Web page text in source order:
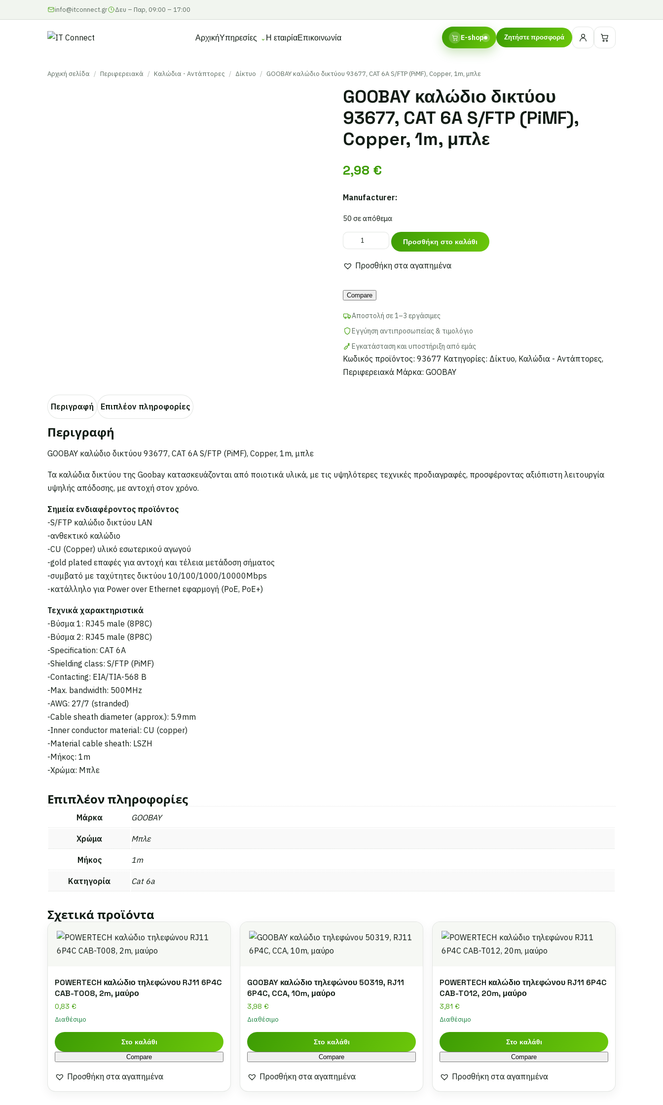
info@itconnect.gr Δευ – Παρ, 09:00 – 17:00
ΑρχικήΥπηρεσίες Η εταιρίαΕπικοινωνία E-shop Ζητήστε προσφορά
Αρχική σελίδα / Περιφερειακά / Καλώδια - Αντάπτορες / Δίκτυο / GOOBAY καλώδιο δικτύου 93677, CAT 6A S/FTP (PiMF), Copper, 1m, μπλε
GOOBAY καλώδιο δικτύου
93677, CAT 6A S/FTP (PiMF),
Copper, 1m, μπλε
2,98 €
Manufacturer:
50 σε απόθεμα
GOOBAY
καλώδιο
δικτύου
CAT
S/FTP
(PiMF),
Copper,
1m,
μπλε
Προσθήκη στο καλάθι
Προσθήκη στα αγαπημένα
Compare
Αποστολή σε 1–3 εργάσιμες
Εγγύηση αντιπροσωπείας & τιμολόγιο
Εγκατάσταση και υποστήριξη από εμάς
Κωδικός προϊόντος:93677 Κατηγορίες: Δίκτυο, Καλώδια - Αντάπτορες,
Περιφερειακά Μάρκα:GOOBAY
Περιγραφή Επιπλέον πληροφορίες
Περιγραφή
GOOBAY καλώδιο δικτύου 93677, CAT 6A S/FTP (PiMF), Copper, 1m, μπλε
Τα καλώδια δικτύου της Goobay κατασκευάζονται από ποιοτικά υλικά, με τις υψηλότερες τεχνικές προδιαγραφές, προσφέροντας αξιόπιστη λειτουργία
υψηλής απόδοσης, με αντοχή στον χρόνο.
Σημεία ενδιαφέροντος προϊόντος
-S/FTP καλώδιο δικτύου LAN
-ανθεκτικό καλώδιο
-CU (Copper) υλικό εσωτερικού αγωγού
-gold plated επαφές για αντοχή και τέλεια μετάδοση σήματος
-συμβατό με ταχύτητες δικτύου 10/100/1000/10000Mbps
-κατάλληλο για Power over Ethernet εφαρμογή (PoE, PoE+)
Τεχνικά χαρακτηριστικά
-Βύσμα 1: RJ45 male (8P8C)
-Βύσμα 2: RJ45 male (8P8C)
-Specification: CAT 6A
-Shielding class: S/FTP (PiMF)
-Contacting: EIA/TIA-568 B
-Max. bandwidth: 500MHz
-AWG: 27/7 (stranded)
-Cable sheath diameter (approx.): 5.9mm
-Inner conductor material: CU (copper)
-Material cable sheath: LSZH
-Μήκος: 1m
-Χρώμα: Μπλε
Επιπλέον πληροφορίες
Μάρκα GOOBAY
Χρώμα Μπλε
Μήκος 1m
Κατηγορία Cat 6a
Σχετικά προϊόντα
POWERTECH καλώδιο τηλεφώνου RJ11 6P4C
CAB-T008, 2m, μαύρο
0,83 €
Διαθέσιμο
Στο καλάθι
Compare
Προσθήκη στα αγαπημένα
GOOBAY καλώδιο τηλεφώνου 50319, RJ11
6P4C, CCA, 10m, μαύρο
3,98 €
Διαθέσιμο
Στο καλάθι
Compare
Προσθήκη στα αγαπημένα
POWERTECH καλώδιο τηλεφώνου RJ11 6P4C
CAB-T012, 20m, μαύρο
3,81 €
Διαθέσιμο
Στο καλάθι
Compare
Προσθήκη στα αγαπημένα